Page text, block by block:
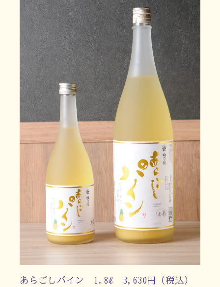
あらごしパイン 1.8ℓ 3,630円（税込）